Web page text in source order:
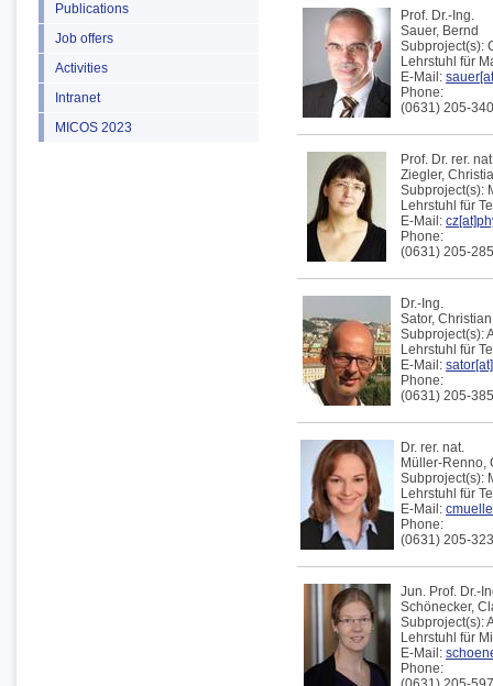
Publications
Job offers
Activities
Intranet
MICOS 2023
Prof. Dr.-Ing.
Sauer, Bernd
Subproject(s):
Lehrstuhl für
E-Mail:
Phone:
(0631) 205-
Prof. Dr. rer.
Ziegler,
Subproject(s):
Lehrstuhl für
E-Mail:
Phone:
(0631) 205-
Dr.-Ing.
Sator, Christian
Subproject(s):
Lehrstuhl für
E-Mail:
Phone:
(0631) 205-
Dr. rer. nat.
Müller-Renno,
Subproject(s):
Lehrstuhl für
E-Mail:
Phone:
(0631) 205-
Jun. Prof. Dr.-
Schönecker,
Subproject(s):
Lehrstuhl für
E-Mail:
Phone: